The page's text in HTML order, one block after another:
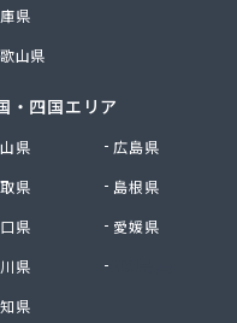
業所
県
山県
・四国エリア
県
広島県
県
島根県
県
愛媛県
県
県